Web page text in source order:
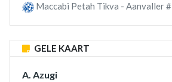
Maccabi Petah Tikva - Aanvaller #
GELE KAART
A. Azugi